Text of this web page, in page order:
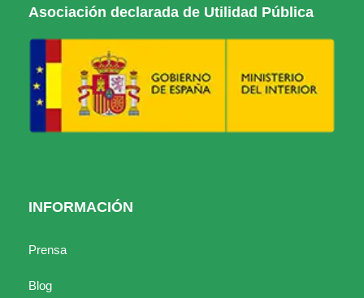
Asociación declarada de Utilidad Pública
INFORMACIÓN
Prensa
Blog